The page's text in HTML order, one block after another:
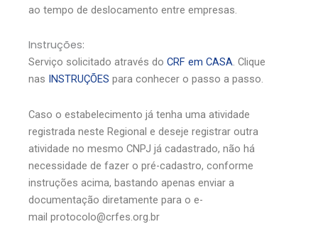
ao tempo de deslocamento entre empresas.
Instruções:
Serviço solicitado através do CRF em CASA. Clique
nas
INSTRUÇÕES para conhecer o passo a passo.
Caso o estabelecimento já tenha uma atividade
registrada neste Regional e deseje registrar outra
atividade no mesmo CNPJ já cadastrado, não há
necessidade de fazer o pré-cadastro, conforme
instruções acima, bastando apenas enviar a
documentação diretamente para o e-
mail protocolo@crfes.org.br